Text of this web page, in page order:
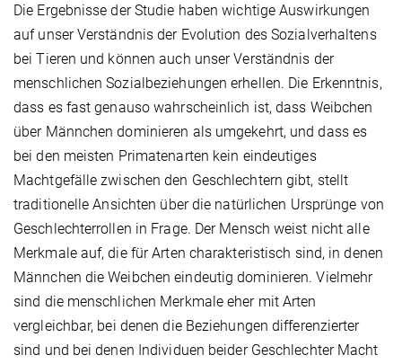
Die Ergebnisse der Studie haben wichtige Auswirkungen
auf unser Verständnis der Evolution des Sozialverhaltens
bei Tieren und können auch unser Verständnis der
menschlichen Sozialbeziehungen erhellen. Die Erkenntnis,
dass es fast genauso wahrscheinlich ist, dass Weibchen
über Männchen dominieren als umgekehrt, und dass es
bei den meisten Primatenarten kein eindeutiges
Machtgefälle zwischen den Geschlechtern gibt, stellt
traditionelle Ansichten über die natürlichen Ursprünge von
Geschlechterrollen in Frage. Der Mensch weist nicht alle
Merkmale auf, die für Arten charakteristisch sind, in denen
Männchen die Weibchen eindeutig dominieren. Vielmehr
sind die menschlichen Merkmale eher mit Arten
vergleichbar, bei denen die Beziehungen differenzierter
sind und bei denen Individuen beider Geschlechter Macht